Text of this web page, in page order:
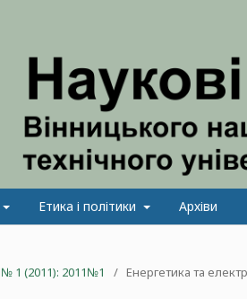
Етика і політики Архіви
№ 1 (2011): 2011№1 / Енергетика та